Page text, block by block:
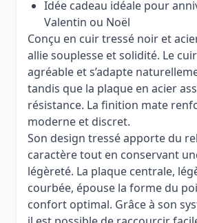
Idée cadeau idéale pour
Valentin ou Noël
Conçu en cuir tressé noir et
allie souplesse et solidité. Le
agréable et s’adapte
tandis que la plaque en acier
résistance. La finition mate
moderne et discret.
Son design tressé apporte du
caractère tout en conservant
légèreté. La plaque centrale,
courbée, épouse la forme du
confort optimal. Grâce à son